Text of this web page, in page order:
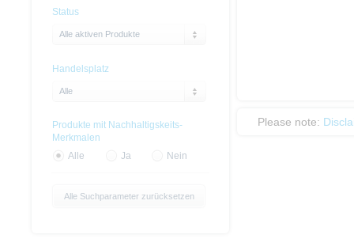
Please note:
Status
Alle aktiven Produkte
Handelsplatz
Alle
Produkte mit Nachhaltigskeits-
Merkmalen
Alle
Ja Nein
Alle Suchparameter zurücksetzen